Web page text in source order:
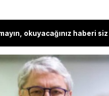
okuyacağınız haberi